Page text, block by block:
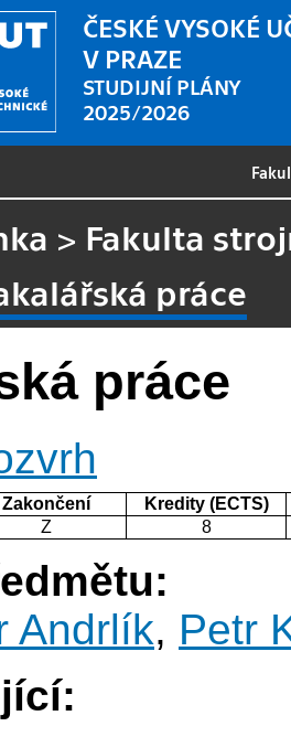
ČESKÉ VYSOKÉ
V PRAZE
STUDIJNÍ PLÁNY
2025/2026
> Fakulta
práce
práce
Zakončení
Kredity (ECTS)
Z 8
Andrlík, Petr